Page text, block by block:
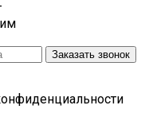
Заказать звонок